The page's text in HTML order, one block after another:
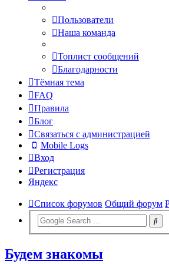
Пользователи
Наша команда
Топлист сообщений
Благодарности
Тёмная тема
FAQ
Правила
Блог
Связаться с администрацией
Mobile Logs
Вход
Регистрация
Яндекс
Список форумов Общий форум
Будем знакомы